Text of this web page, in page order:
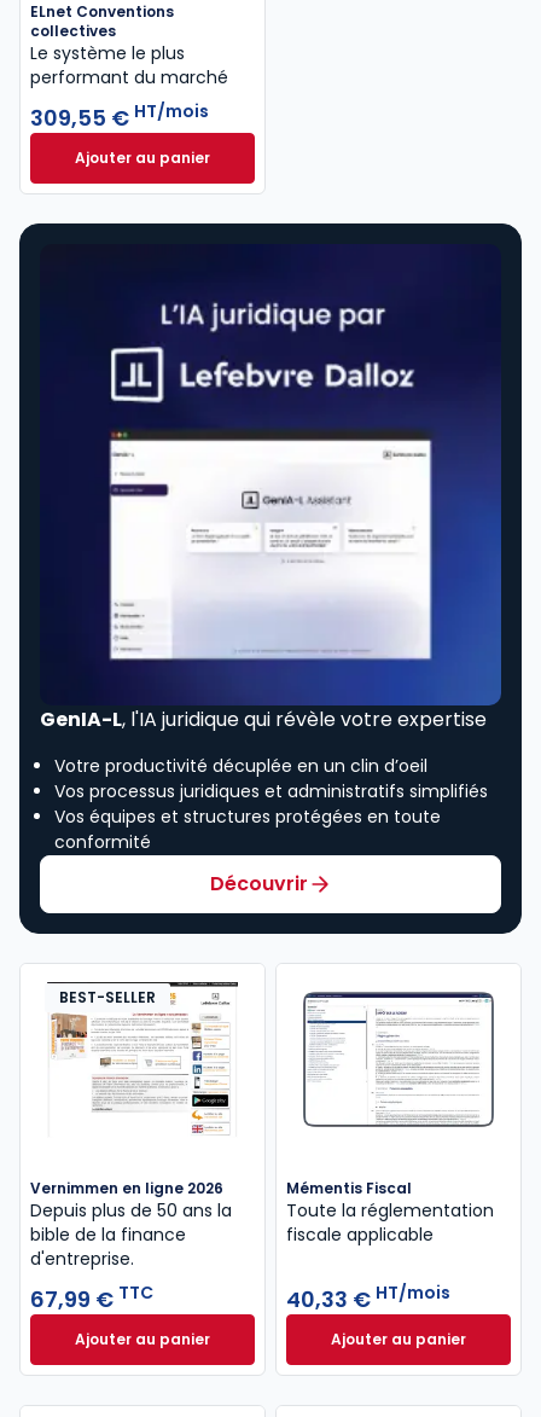
ELnet Conventions
collectives
Le système le plus
performant du marché
309,55 € HT/mois
Ajouter au panierELnet Conventions collectives à 309,55 €
GenIA-L, l'IA juridique qui révèle votre expertise
Votre productivité décuplée en un clin d’oeil
Vos processus juridiques et administratifs simplifiés
Vos équipes et structures protégées en toute
conformité
Découvrir
BEST-SELLER
Vernimmen en ligne 2026
Depuis plus de 50 ans la
bible de la finance
d'entreprise.
67,99 € TTC
Ajouter au panierVernimmen en ligne 2026 à 67,99 € TTC
Mémentis Fiscal
Toute la réglementation
fiscale applicable
40,33 € HT/mois
Ajouter au panier
Mémentis Fiscal